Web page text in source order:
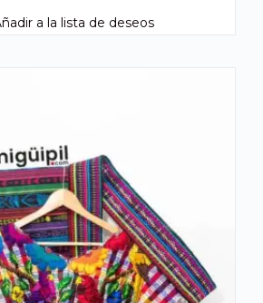
a la lista de deseos